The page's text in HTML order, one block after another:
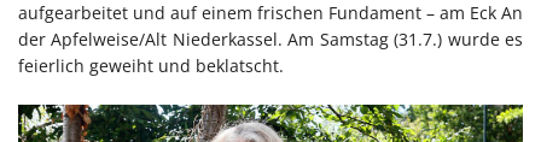
aufgearbeitet und auf einem frischen Fundament – am Eck An
der Apfelweise/Alt Niederkassel. Am Samstag (31.7.) wurde es
feierlich geweiht und beklatscht.